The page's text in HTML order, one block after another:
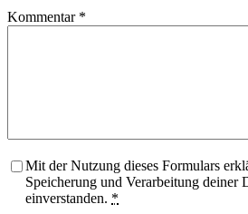
Kommentar *
Mit der Nutzung dieses Formulars
Speicherung und Verarbeitung deiner
einverstanden. *